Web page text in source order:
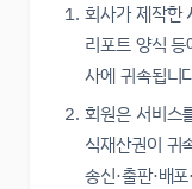
회사가 제작한
리포트 양식
사에 귀속됩니
회원은 서비스
식재산권이 귀
송신·출판·배